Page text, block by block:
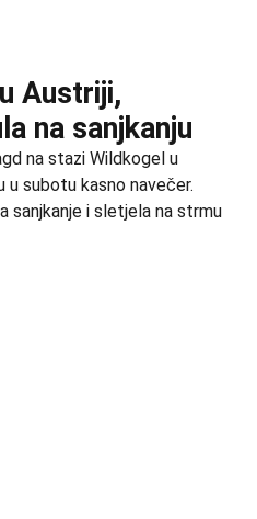
Austriji,
na sanjkanju
na stazi Wildkogel u
u subotu kasno navečer.
sanjkanje i sletjela na strmu